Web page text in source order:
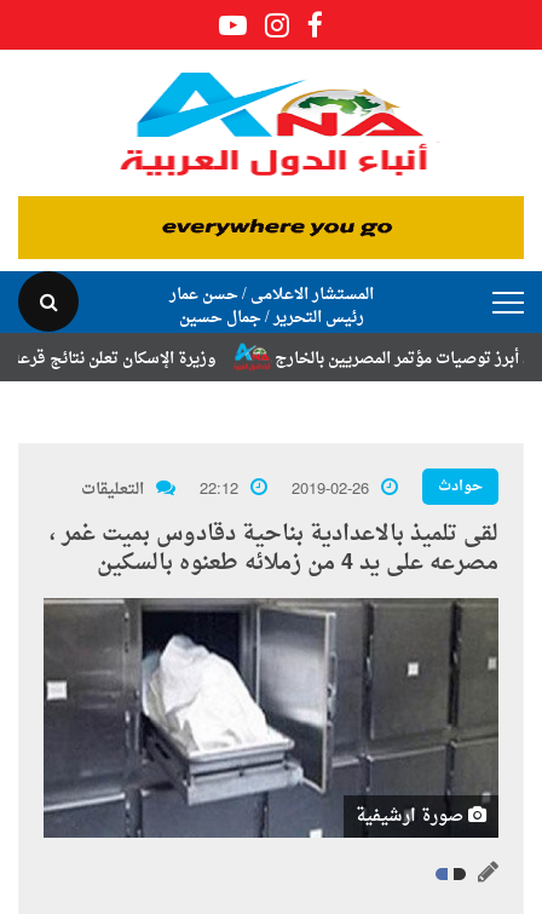
المستشار الاعلامى / حسن عمار
رئيس التحرير / جمال حسين
وزيرة الإسكان تعلن نتائج قرعة تخصيص
مؤتمر المصريين بالخارج
حوادث 2019-02-26
22:12 التعليقات
لقى تلميذ بالاعدادية بناحية دقادوس بميت غمر ،
مصرعه على يد 4 من زملائه طعنوه بالسكين
صورة ارشيفية